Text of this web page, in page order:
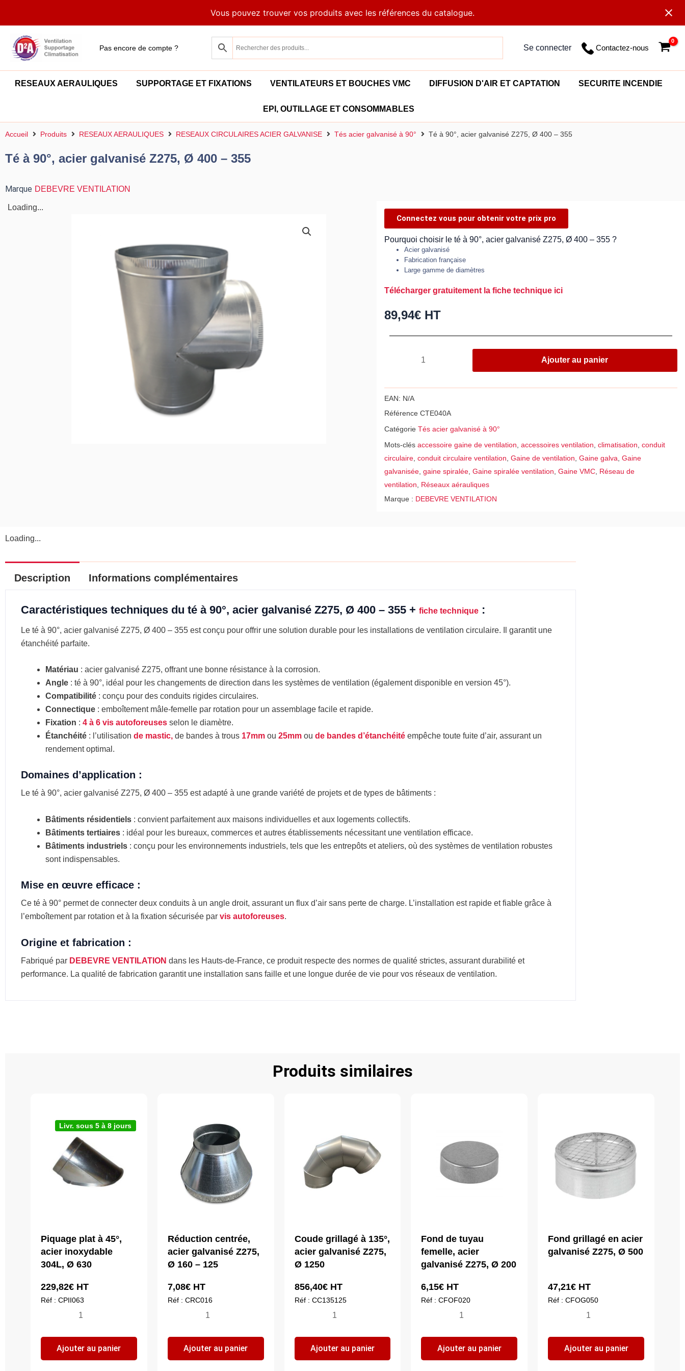
Vous pouvez trouver vos produits avec les références du catalogue.
Pas encore de compte ? Se connecter Contactez-nous
RESEAUX AERAULIQUES SUPPORTAGE ET FIXATIONS VENTILATEURS ET BOUCHES VMC DIFFUSION D'AIR ET CAPTATION SECURITE INCENDIE
EPI, OUTILLAGE ET CONSOMMABLES
Accueil Produits RESEAUX AERAULIQUES RESEAUX CIRCULAIRES ACIER GALVANISE Tés acier galvanisé à 90° Té à 90°, acier galvanisé Z275, Ø 400 – 355
Té à 90°, acier galvanisé Z275, Ø 400 – 355
Marque DEBEVRE VENTILATION
Loading...
Connectez vous pour obtenir votre prix pro
Pourquoi choisir le té à 90°, acier galvanisé Z275, Ø 400 – 355 ?
Acier galvanisé
Fabrication française
Large gamme de diamètres
Télécharger gratuitement la fiche technique ici
89,94€ HT
à
galvanisé
Z275,
Ø
400
-
355
Ajouter au panier
EAN: N/A
RéférenceCTE040A
Catégorie Tés acier galvanisé à 90°
Mots-clés accessoire gaine de ventilation ,accessoires ventilation ,climatisation ,conduit
circulaire ,conduit circulaire ventilation ,Gaine de ventilation ,Gaine galva ,Gaine
galvanisée ,gaine spiralée ,Gaine spiralée ventilation ,Gaine VMC Réseau de
ventilation
Réseaux aérauliques
Marque : DEBEVRE VENTILATION
Loading...
Description Informations complémentaires
Caractéristiques techniques du té à 90°, acier galvanisé Z275, Ø 400 – 355 + fiche technique :
Le té à 90°, acier galvanisé Z275, Ø 400 – 355 est conçu pour offrir une solution durable pour les installations de ventilation circulaire. Il garantit une
étanchéité parfaite.
Matériau : acier galvanisé Z275, offrant une bonne résistance à la corrosion.
Angle : té à 90°, idéal pour les changements de direction dans les systèmes de ventilation (également disponible en version 45°).
Compatibilité : conçu pour des conduits rigides circulaires.
Connectique : emboîtement mâle-femelle par rotation pour un assemblage facile et rapide.
Fixation : 4 à 6 vis autoforeuses selon le diamètre.
Étanchéité : l’utilisation de mastic, de bandes à trous 17mm ou 25mm ou de bandes d’étanchéité empêche toute fuite d’air, assurant un
rendement optimal.
Domaines d’application :
Le té à 90°, acier galvanisé Z275, Ø 400 – 355 est adapté à une grande variété de projets et de types de bâtiments :
Bâtiments résidentiels : convient parfaitement aux maisons individuelles et aux logements collectifs.
Bâtiments tertiaires : idéal pour les bureaux, commerces et autres établissements nécessitant une ventilation efficace.
Bâtiments industriels : conçu pour les environnements industriels, tels que les entrepôts et ateliers, où des systèmes de ventilation robustes
sont indispensables.
Mise en œuvre efficace :
Ce té à 90° permet de connecter deux conduits à un angle droit, assurant un flux d’air sans perte de charge. L’installation est rapide et fiable grâce à
l’emboîtement par rotation et à la fixation sécurisée par vis autoforeuses.
Origine et fabrication :
Fabriqué par DEBEVRE VENTILATION dans les Hauts-de-France, ce produit respecte des normes de qualité strictes, assurant durabilité et
performance. La qualité de fabrication garantit une installation sans faille et une longue durée de vie pour vos réseaux de ventilation.
Produits similaires
Livr. sous 5 à 8 jours
Piquage plat à 45°,
acier inoxydable
304L, Ø 630
229,82€ HT
Réf : CPII063
quantité
Piquage
plat
Ajouter au panier
Réduction centrée,
acier galvanisé Z275,
Ø 160 – 125
7,08€HT
Réf : CRC016
quantité
Réduction
centrée,
Ajouter au panier
Coude grillagé à 135°,
acier galvanisé Z275,
Ø 1250
856,40€HT
Réf : CC135125
quantité
Coude
grillagé
Ajouter au panier
Fond de tuyau
femelle, acier
galvanisé Z275, Ø 200
6,15€ HT
Réf : CFOF020
quantité
Fond
de
Ajouter au panier
Fond grillagé en acier
galvanisé Z275, Ø 500
47,21€ HT
Réf : CFOG050
quantité
Fond
grillagé
Ajouter au panier